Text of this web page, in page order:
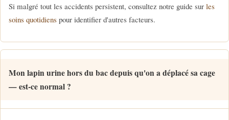
Si malgré tout les accidents persistent, consultez notre guide sur les
soins quotidiens pour identifier d'autres facteurs.
Mon lapin urine hors du bac depuis qu'on a déplacé sa cage
— est-ce normal ?